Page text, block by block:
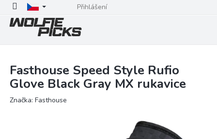
Přihlášení
Fasthouse Speed Style Rufio
Glove Black Gray MX rukavice
Značka: Fasthouse